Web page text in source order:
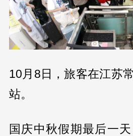
10月8日，旅客在江苏
站。
国庆中秋假期最后一